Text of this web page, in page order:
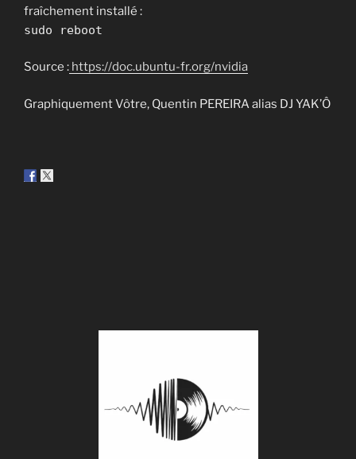
fraîchement installé :
sudo reboot
Source : https://doc.ubuntu-fr.org/nvidia
Graphiquement Vôtre, Quentin PEREIRA alias DJ YAK’Ô